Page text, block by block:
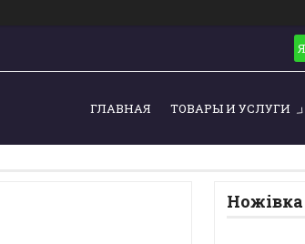
ГЛАВНАЯ ТОВАРЫ И УСЛУГИ
Ножівка